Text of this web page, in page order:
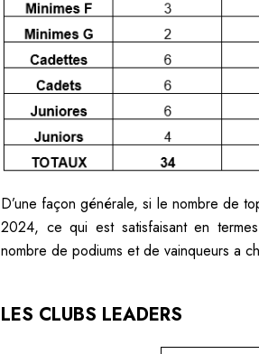
D’une façon générale, si le nombre de
2024, ce qui est satisfaisant en
nombre de podiums et de vainqueurs a
LES CLUBS LEADERS